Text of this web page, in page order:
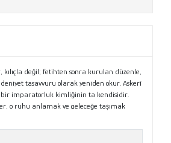
kılıçla değil; fetihten sonra kurulan düzenle,
tasavvuru olarak yeniden okur. Askerî
bir imparatorluk kimliğinin ta kendisidir.
o ruhu anlamak ve geleceğe taşımak